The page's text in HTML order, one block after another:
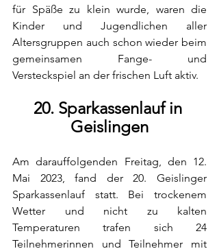
für Späße zu klein wurde, waren die
Kinder und Jugendlichen aller
Altersgruppen auch schon wieder beim
gemeinsamen Fange- und
Versteckspiel an der frischen Luft aktiv.
20. Sparkassenlauf in
Geislingen
Am darauffolgenden Freitag, den 12.
Mai 2023, fand der 20. Geislinger
Sparkassenlauf statt. Bei trockenem
Wetter und nicht zu kalten
Temperaturen trafen sich 24
Teilnehmerinnen und Teilnehmer mit